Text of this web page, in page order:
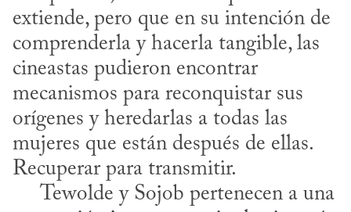
extiende, pero que en su intención de
comprenderla y hacerla tangible, las
cineastas pudieron encontrar
mecanismos para reconquistar sus
orígenes y heredarlas a todas las
mujeres que están después de ellas.
Recuperar para transmitir.